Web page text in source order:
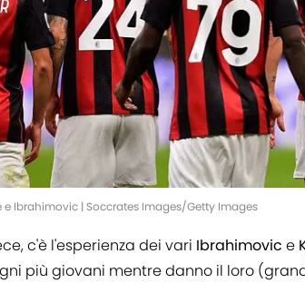
e Ibrahimovic | Soccrates Images/Getty Images
c'è l'esperienza dei vari Ibrahimovic e
più giovani mentre danno il loro